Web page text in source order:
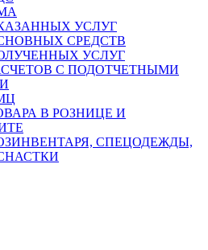
УСЛУГ
СРЕДСТВ
УСЛУГ
С ПОДОТЧЕТНЫМИ
В РОЗНИЦЕ И
СПЕЦОДЕЖДЫ,